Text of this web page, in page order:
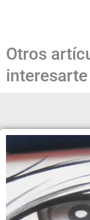
Otros
interesarte